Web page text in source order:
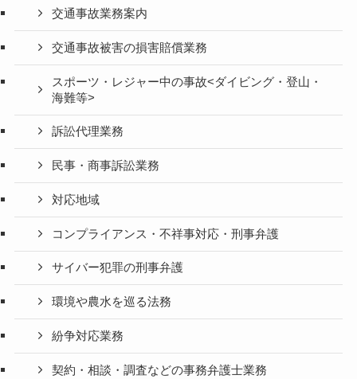
交通事故業務案内
交通事故被害の損害賠償業務
スポーツ・レジャー中の事故<ダイビング・登山・
海難等>
訴訟代理業務
民事・商事訴訟業務
対応地域
コンプライアンス・不祥事対応・刑事弁護
サイバー犯罪の刑事弁護
環境や農水を巡る法務
紛争対応業務
契約・相談・調査などの事務弁護士業務